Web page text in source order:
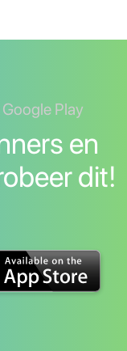
Play
en
dit!